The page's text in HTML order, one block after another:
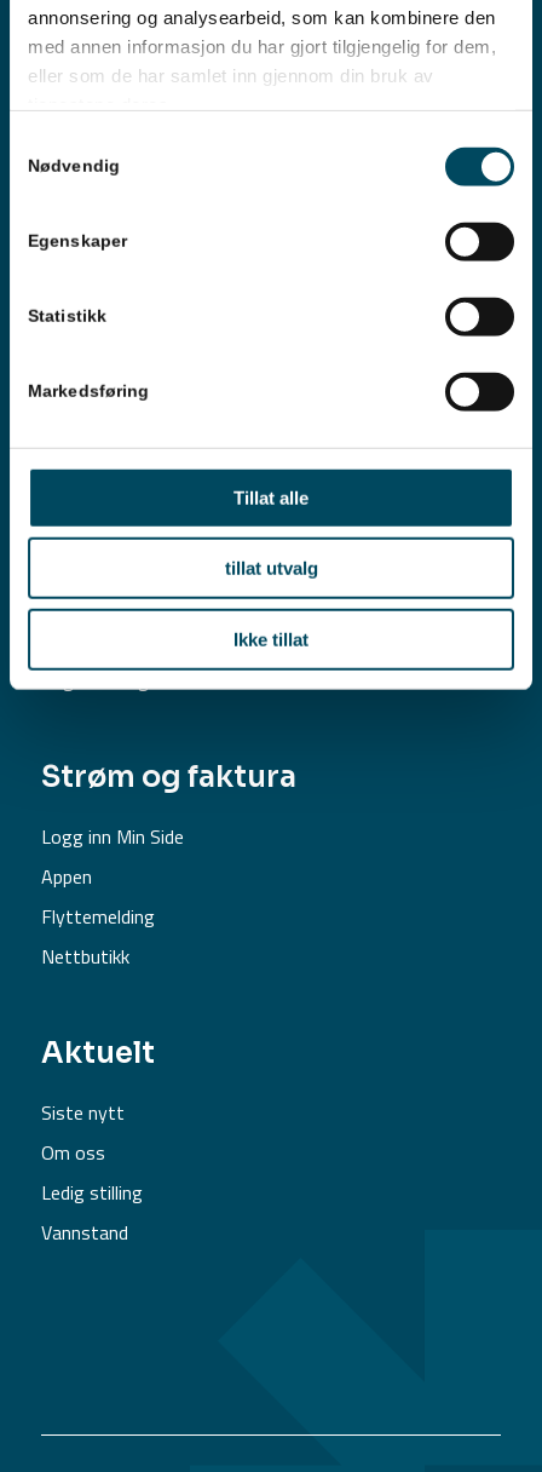
annonsering og analysearbeid, som kan kombinere den
med annen informasjon du har gjort tilgjengelig for dem,
eller som de har samlet inn gjennom din bruk av
Nødvendig
Egenskaper
Statistikk
Markedsføring
Tillat alle
tillat utvalg
Ikke tillat
Vi hjelper deg
Mandag til fredag 09 – 15
kundeservice@eikerenergi.no
Skotselvveien 29, 3302 Hokksund
Org. nr. 979 497 563
Strømavtaler
Prisliste
Angrerett og vilkår
Strøm og faktura
Logg inn Min Side
Appen
Flyttemelding
Nettbutikk
Aktuelt
Siste nytt
Om oss
Ledig stilling
Vannstand